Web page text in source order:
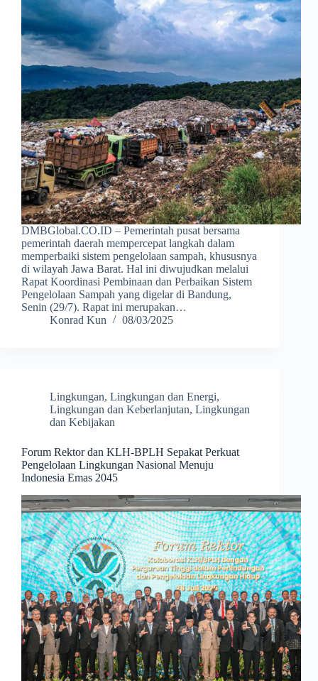
DMBGlobal.CO.ID – Pemerintah pusat bersama
pemerintah daerah mempercepat langkah dalam
memperbaiki sistem pengelolaan sampah, khususnya
di wilayah Jawa Barat. Hal ini diwujudkan melalui
Rapat Koordinasi Pembinaan dan Perbaikan Sistem
Pengelolaan Sampah yang digelar di Bandung,
Senin (29/7). Rapat ini merupakan…
Konrad Kun
08/03/2025
Lingkungan, Lingkungan dan Energi,
Lingkungan dan Keberlanjutan, Lingkungan
dan Kebijakan
Forum Rektor dan KLH-BPLH Sepakat Perkuat
Pengelolaan Lingkungan Nasional Menuju
Indonesia Emas 2045